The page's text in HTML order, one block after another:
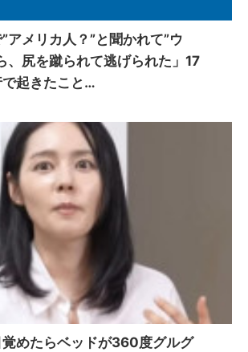
アメリカ人？”と聞かれて”ウ
、尻を蹴られて逃げられた」17
起きたこと…
めたらベッドが360度グルグ